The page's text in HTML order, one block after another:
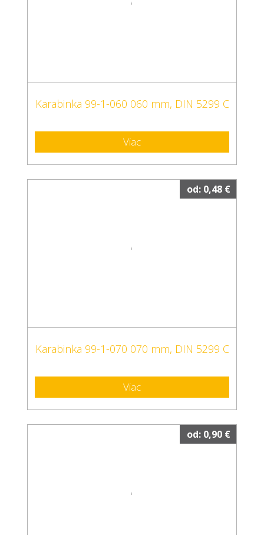
Karabinka 99-1-060 060 mm, DIN 5299 C
Viac
od: 0,48 €
Karabinka 99-1-070 070 mm, DIN 5299 C
Viac
od: 0,90 €